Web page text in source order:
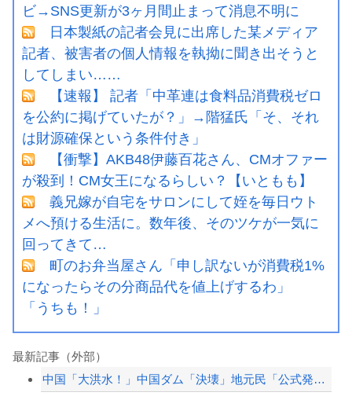
ビ→SNS更新が3ヶ月間止まって消息不明に
日本製紙の記者会見に出席した某メディア
記者、被害者の個人情報を執拗に聞き出そうと
してしまい……
【速報】 記者「中革連は食料品消費税ゼロ
を公約に掲げていたが？」→階猛氏「そ、それ
は財源確保という条件付き」
【衝撃】AKB48伊藤百花さん、CMオファー
が殺到！CM女王になるらしい？【いともも】
義兄嫁が自宅をサロンにして姪を毎日ウト
メへ預ける生活に。数年後、そのツケが一気に
回ってきて…
町のお弁当屋さん「申し訳ないが消費税1%
になったらその分商品代を値上げするわ」
「うちも！」
最新記事（外部）
中国「大洪水！」中国ダム「決壊」地元民「公式発表より死者多い！」中国政府「住民拘...